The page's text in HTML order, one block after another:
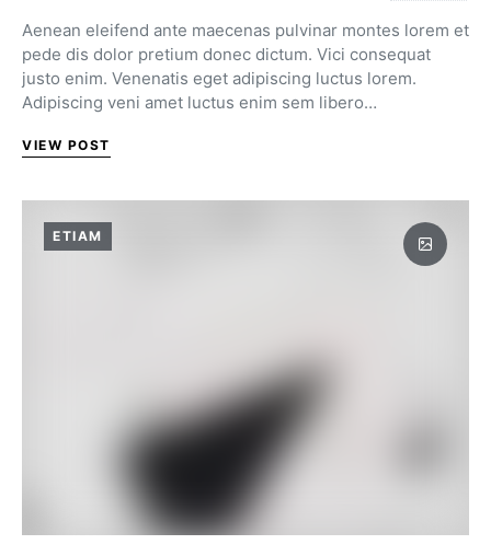
Aenean eleifend ante maecenas pulvinar montes lorem et
pede dis dolor pretium donec dictum. Vici consequat
justo enim. Venenatis eget adipiscing luctus lorem.
Adipiscing veni amet luctus enim sem libero…
VIEW POST
ETIAM